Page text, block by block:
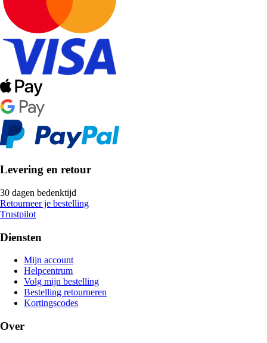
Levering en retour
30 dagen bedenktijd
Retourneer je bestelling
Trustpilot
Diensten
Mijn account
Helpcentrum
Volg mijn bestelling
Bestelling retourneren
Kortingscodes
Over